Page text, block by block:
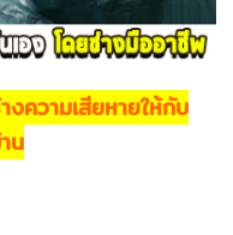
ความเสียหายให้กับ
น